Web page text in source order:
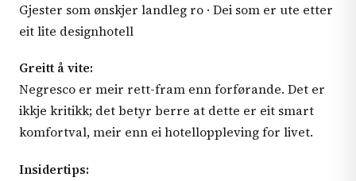
Gjester som ønskjer landleg ro · Dei som er ute etter
eit lite designhotell
Greitt å vite:
Negresco er meir rett-fram enn forførande. Det er
ikkje kritikk; det betyr berre at dette er eit smart
komfortval, meir enn ei hotelloppleving for livet.
Insidertips: